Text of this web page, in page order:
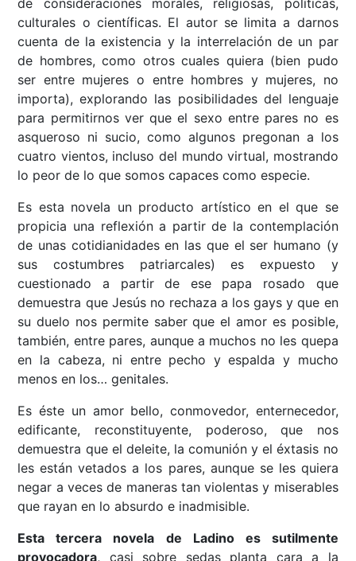
de consideraciones morales, religiosas, políticas,
culturales o científicas. El autor se limita a darnos
cuenta de la existencia y la interrelación de un par
de hombres, como otros cuales quiera (bien pudo
ser entre mujeres o entre hombres y mujeres, no
importa), explorando las posibilidades del lenguaje
para permitirnos ver que el sexo entre pares no es
asqueroso ni sucio, como algunos pregonan a los
cuatro vientos, incluso del mundo virtual, mostrando
lo peor de lo que somos capaces como especie.
Es esta novela un producto artístico en el que se
propicia una reflexión a partir de la contemplación
de unas cotidianidades en las que el ser humano (y
sus costumbres patriarcales) es expuesto y
cuestionado a partir de ese papa rosado que
demuestra que Jesús no rechaza a los gays y que en
su duelo nos permite saber que el amor es posible,
también, entre pares, aunque a muchos no les quepa
en la cabeza, ni entre pecho y espalda y mucho
menos en los… genitales.
Es éste un amor bello, conmovedor, enternecedor,
edificante, reconstituyente, poderoso, que nos
demuestra que el deleite, la comunión y el éxtasis no
les están vetados a los pares, aunque se les quiera
negar a veces de maneras tan violentas y miserables
que rayan en lo absurdo e inadmisible.
Esta tercera novela de Ladino es sutilmente
provocadora, casi sobre sedas planta cara a la